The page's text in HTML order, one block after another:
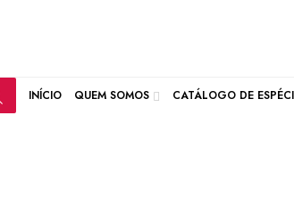
INÍCIO QUEM SOMOS CATÁLOGO DE